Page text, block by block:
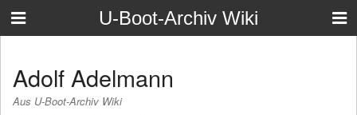
U-Boot-Archiv Wiki
Adolf Adelmann
Aus U-Boot-Archiv Wiki